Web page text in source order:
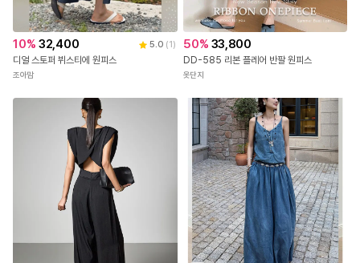
10% 32,400 5.0 (1 )
디얼 스토퍼 뷔스티에 원피스
조아맘
50% 33,800
DD-585 리본 플레어 반팔 원피스
옷단지